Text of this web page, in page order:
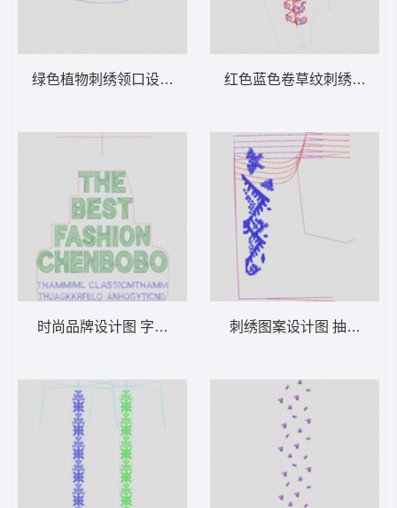
绿色植物刺绣领口设计图 领条简单花
时尚品牌设计图 字母毛巾绣
红色蓝色卷草纹刺绣图案
刺绣图案设计图 抽象条